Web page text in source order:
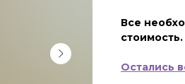
Все
стоимость.
Остались